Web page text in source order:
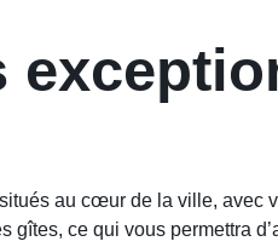
au cœur de la ville, avec
ce qui vous permettra